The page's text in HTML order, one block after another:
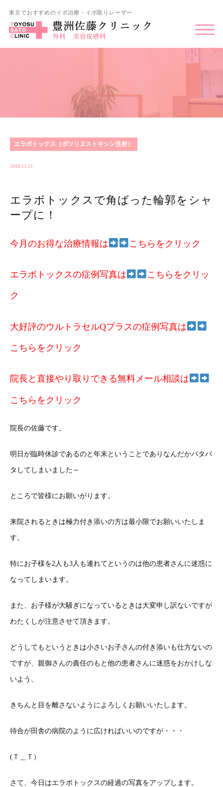
東京でおすすめのイボ治療・イボ取りレーザー
エラボトックス（ボツリヌストキシン注射）
2018.12.21
エラボトックスで角ばった輪郭をシャ
ープに！
今月のお得な治療情報は こちらをクリック
エラボトックスの症例写真は こちらをクリッ
ク
大好評のウルトラセルQプラスの症例写真は
こちらをクリック
院長と直接やり取りできる無料メール相談は
こちらをクリック
院長の佐藤です。
明日が臨時休診であるのと年末ということでありなんだかバタバ
タしてしまいました～
ところで皆様にお願いがります。
来院されるときは極力付き添いの方は最小限でお願いいたしま
す。
特にお子様を2人も3人も連れてというのは他の患者さんに迷惑に
なってしまいます。
また、お子様が大騒ぎになっているときは大変申し訳ないですが
わたくしが注意させて頂きます。
どうしてもというときは小さいお子さんの付き添いも仕方ないの
ですが、親御さんの責任のもと他の患者さんに迷惑をおかけしな
いよう、
きちんと目を離さないようによろしくお願いいたします。
待合が田舎の病院のように広ければいいのですが・・・
(Ｔ＿Ｔ）
さて、今日はエラボトックスの経過の写真をアップします。